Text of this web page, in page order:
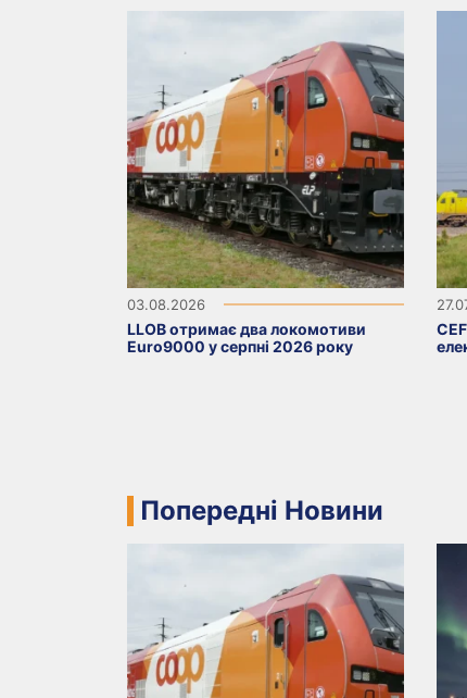
03.08.2026
LLOB отримає два локомотиви
Euro9000 у серпні 2026 року
Попередні Новини